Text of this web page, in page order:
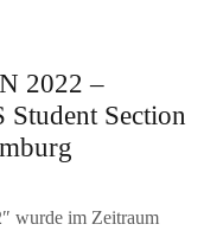
2022 –
Student Section
wurde im Zeitraum